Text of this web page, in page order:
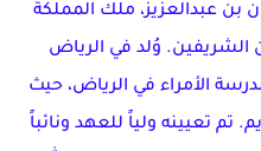
عبدالعزيز، ملك المملكة
الشريفين. وُلد في الرياض
وتعلم في مدرسة الأمراء في الرياض، حيث
تم تعيينه ولياً للعهد ونائباً